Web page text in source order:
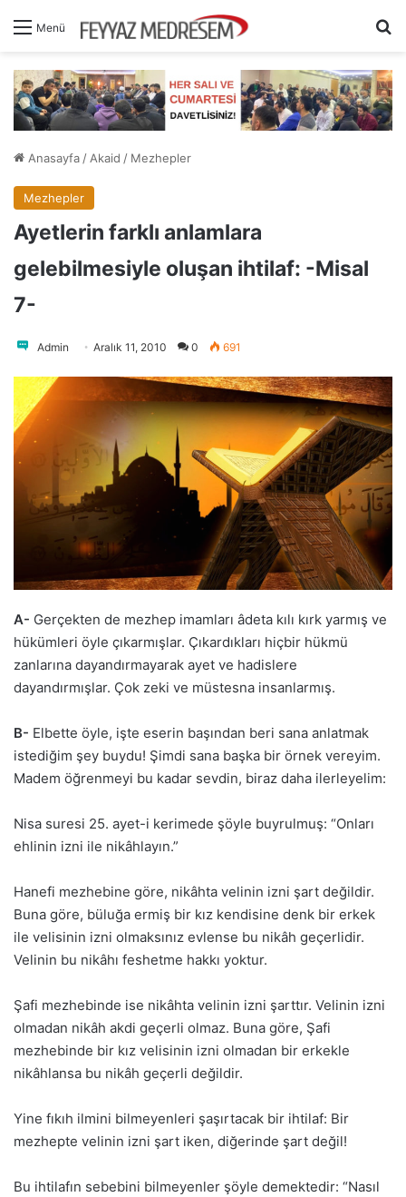
Menü
Anasayfa / Akaid / Mezhepler
Mezhepler
Ayetlerin farklı anlamlara
gelebilmesiyle oluşan ihtilaf: -Misal
7-
Admin Aralık 11, 2010 0 691
A- Gerçekten de mezhep imamları âdeta kılı kırk yarmış ve
hükümleri öyle çıkarmışlar. Çıkardıkları hiçbir hükmü
zanlarına dayandırmayarak ayet ve hadislere
dayandırmışlar. Çok zeki ve müstesna insanlarmış.
B- Elbette öyle, işte eserin başından beri sana anlatmak
istediğim şey buydu! Şimdi sana başka bir örnek vereyim.
Madem öğrenmeyi bu kadar sevdin, biraz daha ilerleyelim:
Nisa suresi 25. ayet-i kerimede şöyle buyrulmuş: “Onları
ehlinin izni ile nikâhlayın.”
Hanefi mezhebine göre, nikâhta velinin izni şart değildir.
Buna göre, büluğa ermiş bir kız kendisine denk bir erkek
ile velisinin izni olmaksınız evlense bu nikâh geçerlidir.
Velinin bu nikâhı feshetme hakkı yoktur.
Şafi mezhebinde ise nikâhta velinin izni şarttır. Velinin izni
olmadan nikâh akdi geçerli olmaz. Buna göre, Şafi
mezhebinde bir kız velisinin izni olmadan bir erkekle
nikâhlansa bu nikâh geçerli değildir.
Yine fıkıh ilmini bilmeyenleri şaşırtacak bir ihtilaf: Bir
mezhepte velinin izni şart iken, diğerinde şart değil!
Bu ihtilafın sebebini bilmeyenler şöyle demektedir: “Nasıl